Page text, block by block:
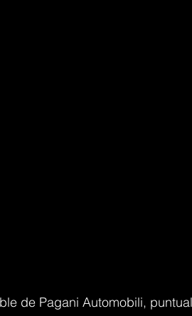
de Pagani Automobili,